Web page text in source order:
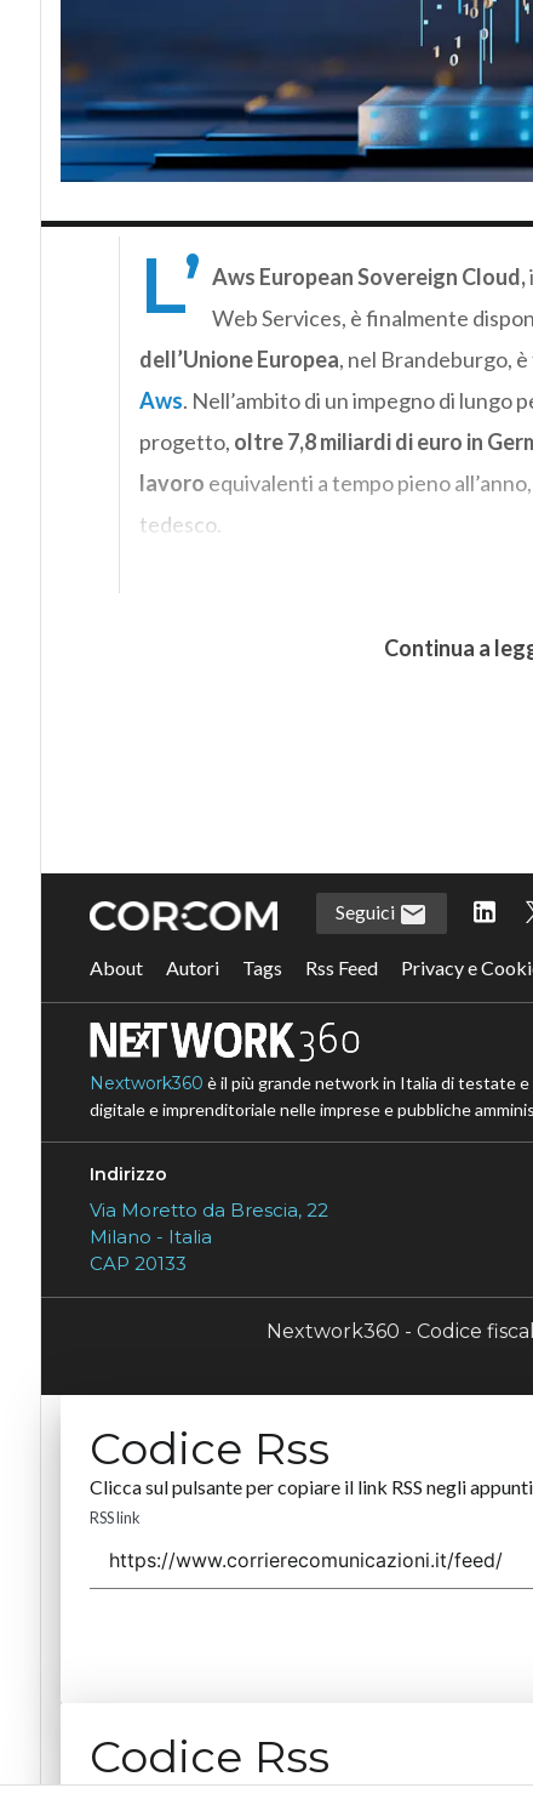
L’ Aws European Sovereign Cloud,
Web Services, è finalmente
dell’Unione Europea, nel Brandeburgo,
Aws. Nell’ambito di un impegno di lungo
progetto, oltre 7,8 miliardi di euro in
lavoro equivalenti a tempo pieno
tedesco.
Continua a
Seguici
About Autori Tags Rss Feed Privacy e
Nextwork360 è il più grande network in Italia di testate e
digitale e imprenditoriale nelle imprese e pubbliche
Indirizzo
Via Moretto da Brescia, 22
Milano - Italia
CAP 20133
Nextwork360 - Codice
Codice Rss
Clicca sul pulsante per copiare il link RSS negli
RSS link
Codice Rss